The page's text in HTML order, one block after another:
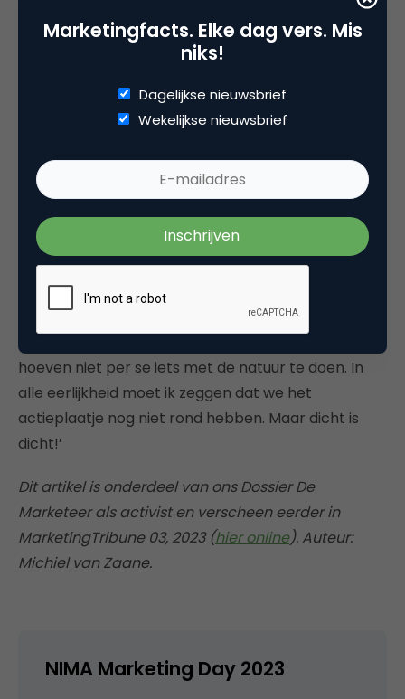
van Dille & Kamille. In de kerstcollectie zit elk jaar
een product waarvan de opbrengst naar het
Wereld Natuur Fonds gaat. Daarnaast is de keten
sinds december 2022 B-Corp gecertificeerd. ‘Dit
certificaat is een mooi instrument: het helpt ons om
is en laat zien welke stappen Dille & Kamille nog kan
zetten’ vertelt Geels.
Eén van die stappen is dat de retailer ook in 2023
Black Friday weer omdoopt tot Green Friday. ‘Op
die dag sluiten we weer de deuren. Dezelfde basis,
maar misschien gaan we nog een stapje verder,
zoals bijvoorbeeld vrijwilligerswerk doen met
daklozen of iets anders in de maatschappij. We
hoeven niet per se iets met de natuur te doen. In
alle eerlijkheid moet ik zeggen dat we het
actieplaatje nog niet rond hebben. Maar dicht is
dicht!’
Dit artikel is onderdeel van ons Dossier De
Marketeer als activist en verscheen eerder in
MarketingTribune 03, 2023 (hier online). Auteur:
Michiel van Zaane.
NIMA Marketing Day 2023
Marketingfacts. Elke dag vers. Mis
niks!
Dagelijkse nieuwsbrief
Wekelijkse nieuwsbrief